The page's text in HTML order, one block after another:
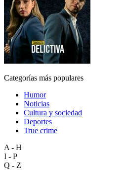
Categorías más populares
Humor
Noticias
Cultura y sociedad
Deportes
True crime
A - H
I - P
Q - Z